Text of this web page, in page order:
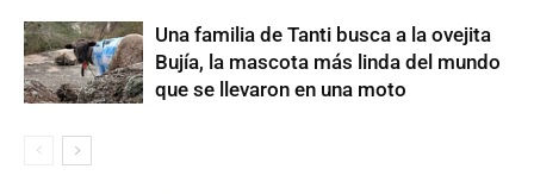
Una familia de Tanti busca a la ovejita
Bujía, la mascota más linda del mundo
que se llevaron en una moto